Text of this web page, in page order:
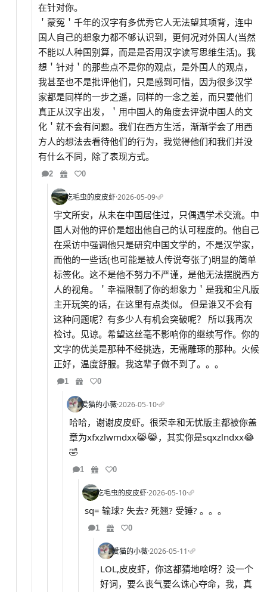
在针对你。
＇蒙冤＇千年的汉字有多优秀它人无法望其项背，连中
国人自己的想象力都不够认识到，更何况对外国人(当然
不能以人种国别算，而是是否用汉字读写思维生活)。我
想＇针对＇的那些点不是你的观点，是外国人的观点，
我甚至也不是批评他们，只是感到可惜，因为很多汉学
家都是同样的一步之遥，同样的一念之差，而只要他们
真正从汉字出发，＇用中国人的角度去评说中国人的文
化＇就不会有问题。我们在西方生活，渐渐学会了用西
方人的想法去看待他们的行为，我觉得他们和我们并没
有什么不同，除了表现方式。
2 0
吃毛虫的皮皮虾·2026-05-09·
宇文所安，从未在中国居住过，只偶遇学术交流。中
国人对他的评价是超出他自己的认可程度的。他自己
在采访中强调他只是研究中国文学的，不是汉学家，
而他的一些话(也可能是被人传说夸张了)明显的简单
标签化。这不是他不努力不严谨，是他无法摆脱西方
人的视角。＇幸福限制了你的想象力＇是我和尘凡版
主开玩笑的话，在这里有点类似。 但是谁又不会有
这种问题呢？有多少人有机会突破呢？ 所以我再次
检讨。见谅。希望这丝毫不影响你的继续写作。你的
文字的优美是那种不经挑选，无需雕琢的那种。火候
正好，温度舒服。我这辈子做不到了。。。
1 0
爱猫的小薇·2026-05-10·
哈哈，谢谢皮皮虾。很荣幸和无忧版主都被你盖
章为xfxzlwmdxx😹😹，其实你是sqxzlndxx😂
🤣
1 0
吃毛虫的皮皮虾·2026-05-10·
sq= 输球? 失去? 死翘? 受锤? 。。。
1 0
爱猫的小薇·2026-05-11·
LOL,皮皮虾，你这都猜地啥呀？没一个
好词，要么丧气要么诛心夺命，我，真